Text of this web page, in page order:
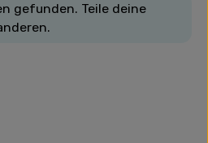
gefunden. Teile deine